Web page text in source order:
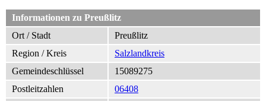
Informationen zu Preußlitz
Ort / Stadt
Preußlitz
Region / Kreis
Salzlandkreis
Gemeindeschlüssel
15089275
Postleitzahlen
06408